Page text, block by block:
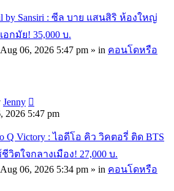
by Sansiri : ซีล บาย แสนสิริ ห้องใหญ่
อกมัย! 35,000 บ.
06, 2026 5:47 pm » in คอนโดหรือ
Jenny
2026 5:47 pm
Q Victory : ไอดีโอ คิว วิคตอรี่ ติด BTS
วิตใจกลางเมือง! 27,000 บ.
06, 2026 5:34 pm » in คอนโดหรือ